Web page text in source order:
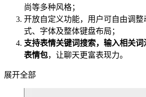
尚等多种风格；
开放自定义功能，用户可自由调
式、字体及整体键盘布局；
支持表情关键词搜索，输入相关
表情包，让聊天更富表现力。
展开全部